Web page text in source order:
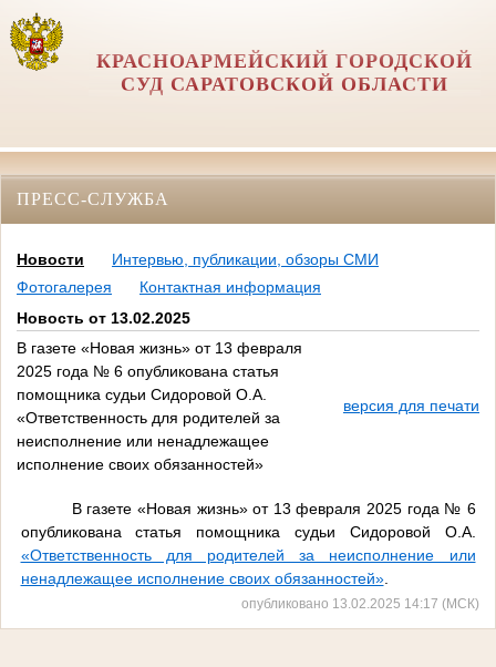
КРАСНОАРМЕЙСКИЙ ГОРОДСКОЙ
СУД САРАТОВСКОЙ ОБЛАСТИ
ПРЕСС-СЛУЖБА
Новости
Интервью, публикации, обзоры СМИ
Фотогалерея
Контактная информация
Новость от 13.02.2025
В газете «Новая жизнь» от 13 февраля
2025 года № 6 опубликована статья
помощника судьи Сидоровой О.А.
«Ответственность для родителей за
неисполнение или ненадлежащее
исполнение своих обязанностей»
версия для печати
В газете «Новая жизнь» от 13 февраля 2025 года № 6
опубликована статья помощника судьи Сидоровой О.А.
«Ответственность для родителей за неисполнение или
ненадлежащее исполнение своих обязанностей».
опубликовано 13.02.2025 14:17 (МСК)